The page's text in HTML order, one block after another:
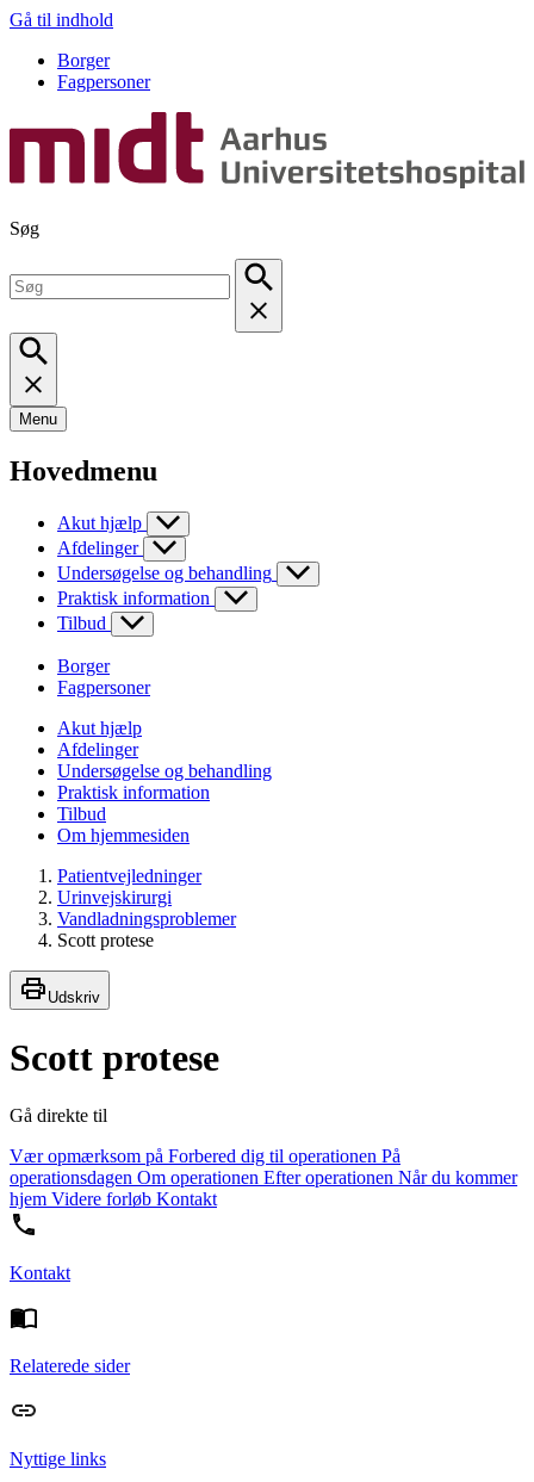
Gå til indhold
Borger
Fagpersoner
Søg
Menu
Hovedmenu
Akut hjælp
Afdelinger
Undersøgelse og behandling
Praktisk information
Tilbud
Borger
Fagpersoner
Akut hjælp
Afdelinger
Undersøgelse og behandling
Praktisk information
Tilbud
Om hjemmesiden
Patientvejledninger
Urinvejskirurgi
Vandladningsproblemer
Scott protese
Udskriv
Scott protese
Gå direkte til
Vær opmærksom på Forbered dig til operationen På
operationsdagen Om operationen Efter operationen Når du kommer
hjem Videre forløb Kontakt
Kontakt
Relaterede sider
Nyttige links